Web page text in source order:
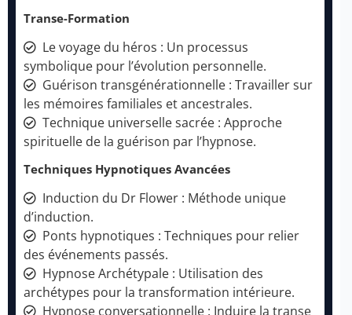
Transe-Formation
Le voyage du héros : Un processus
symbolique pour l’évolution personnelle.
Guérison transgénérationnelle : Travailler sur
les mémoires familiales et ancestrales.
Technique universelle sacrée : Approche
spirituelle de la guérison par l’hypnose.
Techniques Hypnotiques Avancées
Induction du Dr Flower : Méthode unique
d’induction.
Ponts hypnotiques : Techniques pour relier
des événements passés.
Hypnose Archétypale : Utilisation des
archétypes pour la transformation intérieure.
Hypnose conversationnelle : Induire la transe